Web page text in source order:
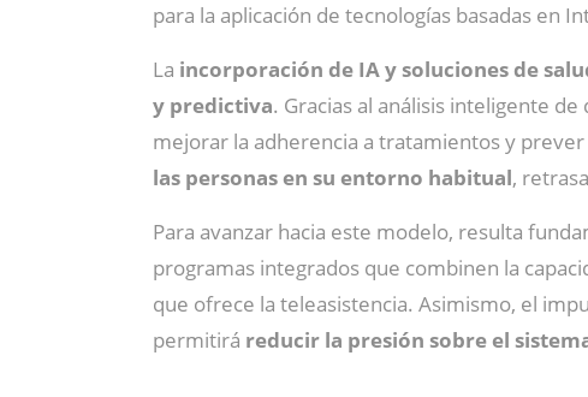
para la aplicación de tecnologías basadas en
La incorporación de IA y soluciones de
y predictiva. Gracias al análisis inteligente
mejorar la adherencia a tratamientos y
las personas en su entorno habitual,
Para avanzar hacia este modelo, resulta
programas integrados que combinen la
que ofrece la teleasistencia. Asimismo, el
permitirá reducir la presión sobre el